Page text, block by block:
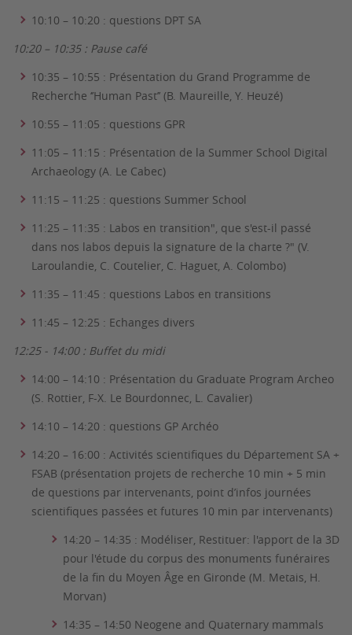
10:10 – 10:20 : questions DPT SA
10:20 – 10:35 : Pause café
10:35 – 10:55 : Présentation du Grand Programme de
Recherche ‘’Human Past’’ (B. Maureille, Y. Heuzé)
10:55 – 11:05 : questions GPR
11:05 – 11:15 : Présentation de la Summer School Digital
Archaeology (A. Le Cabec)
11:15 – 11:25 : questions Summer School
11:25 – 11:35 : Labos en transition", que s'est-il passé
dans nos labos depuis la signature de la charte ?" (V.
Laroulandie, C. Coutelier, C. Haguet, A. Colombo)
11:35 – 11:45 : questions Labos en transitions
11:45 – 12:25 : Echanges divers
12:25 - 14:00 : Buffet du midi
14:00 – 14:10 : Présentation du Graduate Program Archeo
(S. Rottier, F-X. Le Bourdonnec, L. Cavalier)
14:10 – 14:20 : questions GP Archéo
14:20 – 16:00 : Activités scientifiques du Département SA +
FSAB (présentation projets de recherche 10 min + 5 min
de questions par intervenants, point d’infos journées
scientifiques passées et futures 10 min par intervenants)
14:20 – 14:35 : Modéliser, Restituer: l'apport de la 3D
pour l'étude du corpus des monuments funéraires
de la fin du Moyen Âge en Gironde (M. Metais, H.
Morvan)
14:35 – 14:50 Neogene and Quaternary mammals